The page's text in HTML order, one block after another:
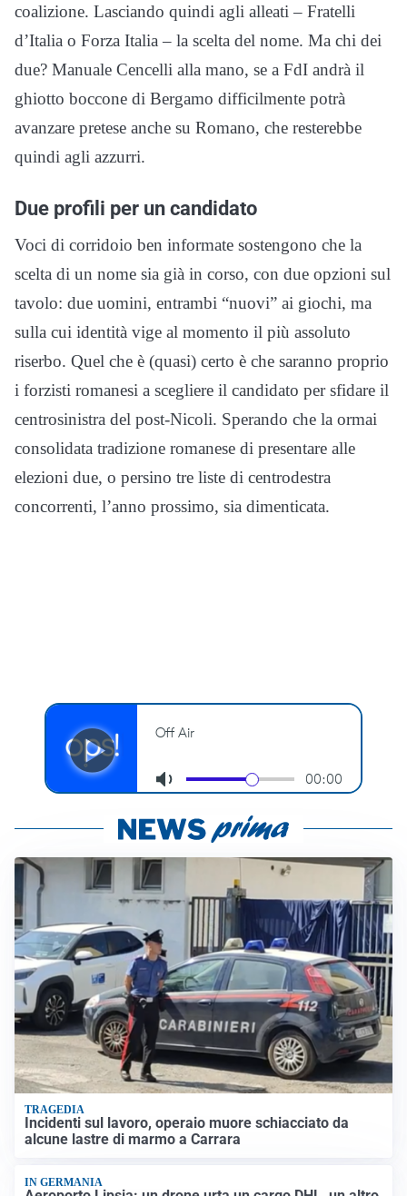
coalizione. Lasciando quindi agli alleati – Fratelli
d’Italia o Forza Italia – la scelta del nome. Ma chi dei
due? Manuale Cencelli alla mano, se a FdI andrà il
ghiotto boccone di Bergamo difficilmente potrà
avanzare pretese anche su Romano, che resterebbe
quindi agli azzurri.
Due profili per un candidato
Voci di corridoio ben informate sostengono che la
scelta di un nome sia già in corso, con due opzioni sul
tavolo: due uomini, entrambi “nuovi” ai giochi, ma
sulla cui identità vige al momento il più assoluto
riserbo. Quel che è (quasi) certo è che saranno proprio
i forzisti romanesi a scegliere il candidato per sfidare il
centrosinistra del post-Nicoli. Sperando che la ormai
consolidata tradizione romanese di presentare alle
elezioni due, o persino tre liste di centrodestra
concorrenti, l’anno prossimo, sia dimenticata.
TRAGEDIA
Incidenti sul lavoro, operaio muore schiacciato da
alcune lastre di marmo a Carrara
IN GERMANIA